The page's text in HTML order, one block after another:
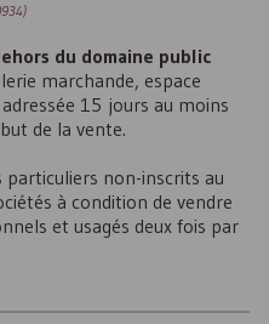
du domaine public
marchande, espace
15 jours au moins
de la vente.
particuliers non-inscrits au
à condition de vendre
et usagés deux fois par